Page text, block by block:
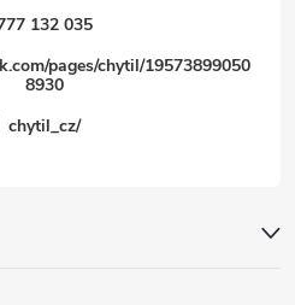
132 035
pages/chytil/19573899050
8930
chytil_cz/